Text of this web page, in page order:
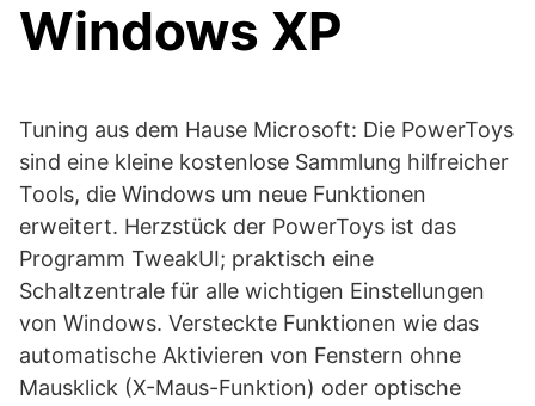
Windows XP
Tuning aus dem Hause Microsoft: Die PowerToys
sind eine kleine kostenlose Sammlung hilfreicher
Tools, die Windows um neue Funktionen
erweitert. Herzstück der PowerToys ist das
Programm TweakUI; praktisch eine
Schaltzentrale für alle wichtigen Einstellungen
von Windows. Versteckte Funktionen wie das
automatische Aktivieren von Fenstern ohne
Mausklick (X-Maus-Funktion) oder optische